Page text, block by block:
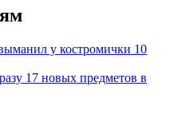
у костромички 10
17 новых предметов в